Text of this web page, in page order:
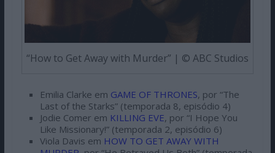
“How to Get Away with Murder” | © ABC Studios
Emilia Clarke em GAME OF THRONES, por “The
Last of the Starks” (temporada 8, episódio 4)
Jodie Comer em KILLING EVE, por “I Hope You
Like Missionary!” (temporada 2, episódio 6)
Viola Davis em HOW TO GET AWAY WITH